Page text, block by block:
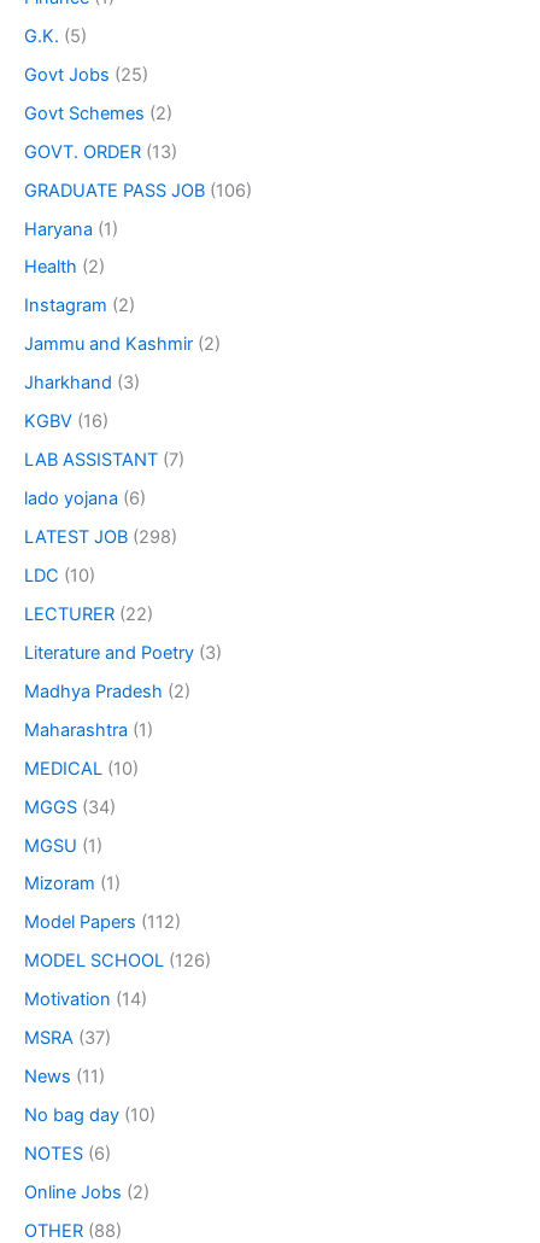
G.K. (5)
Govt Jobs (25)
Govt Schemes (2)
GOVT. ORDER (13)
GRADUATE PASS JOB (106)
Haryana (1)
Health (2)
Instagram (2)
Jammu and Kashmir (2)
Jharkhand (3)
KGBV (16)
LAB ASSISTANT (7)
lado yojana (6)
LATEST JOB (298)
LDC (10)
LECTURER (22)
Literature and Poetry (3)
Madhya Pradesh (2)
Maharashtra (1)
MEDICAL (10)
MGGS (34)
MGSU (1)
Mizoram (1)
Model Papers (112)
MODEL SCHOOL (126)
Motivation (14)
MSRA (37)
News (11)
No bag day (10)
NOTES (6)
Online Jobs (2)
OTHER (88)